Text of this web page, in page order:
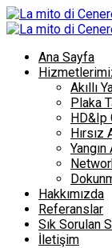
Ana Sayfa
Akıllı
Plaka
HD&Ip
Hakkımızda
Referanslar
Sık Sorulan
İletişim